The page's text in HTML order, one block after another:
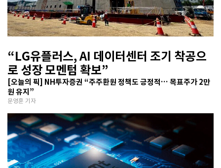
“LG유플러스, AI 데이터센터 조기 착공으
로 성장 모멘텀 확보”
[오늘의 픽] NH투자증권 “주주환원 정책도 긍정적… 목표주가 2만
원 유지”
문영훈 기자